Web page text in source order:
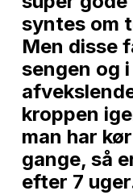
syntes om
Men disse
sengen og
kroppen
man har
gange, så
efter 7